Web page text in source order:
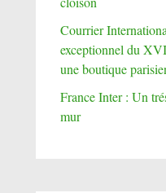
Courrier
exceptionnel du
une boutique
France Inter : Un
mur